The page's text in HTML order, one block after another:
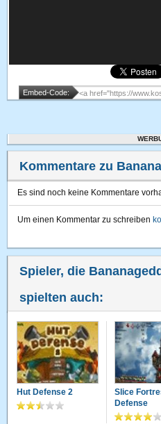
Embed-Code:
Kommentare zu
Es sind noch keine Kommentare
Um einen Kommentar zu schreiben
Spieler, die
spielten auch:
Hut Defense 2
Slice
Defense